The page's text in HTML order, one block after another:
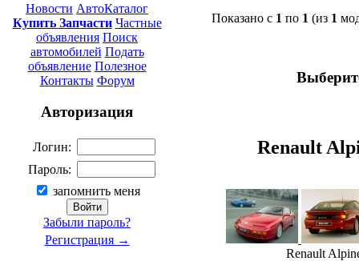
Новости АвтоКаталог
Купить Запчасти Частные
объявления Поиск
автомобилей Подать
объявление Полезное
Контакты Форум
Авторизация
Логин:
Пароль:
запомнить меня
Забыли пароль?
Регистрация →
Показано с 1 по 1 (из 1
Renault
Renault